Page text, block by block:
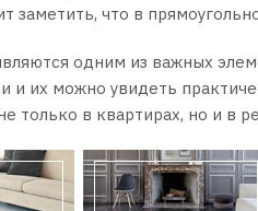
заметить, что в
одним из важных
и их можно увидеть
только в квартирах, но и в